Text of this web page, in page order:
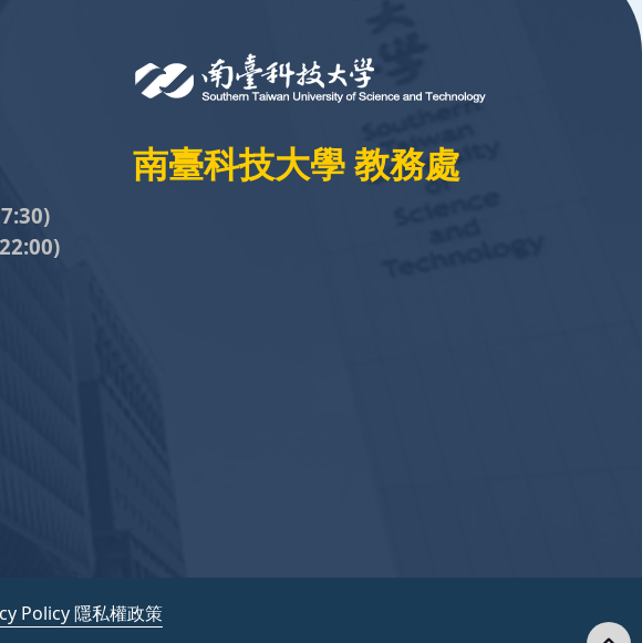
南臺科技大學 教務處
Policy 隱私權政策